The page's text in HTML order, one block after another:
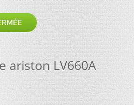
ariston LV660A